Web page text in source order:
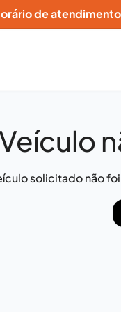
de
solicitado não